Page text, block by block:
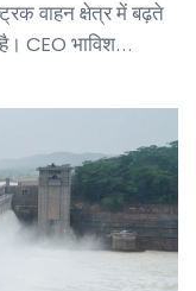
वाहन क्षेत्र में बढ़ते
CEO भाविश